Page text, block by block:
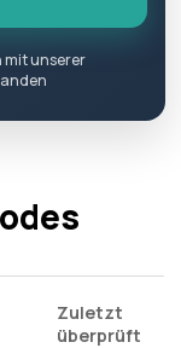
mit unserer
Zuletzt
überprüft